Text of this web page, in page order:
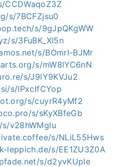
s/7BCFZjsu0
s/9gJpQKgWW
s/3FuBK_XI5n
s/BOmrI-BJMr
s/mW8lYC6nN
s/J9lY9KVJu2
s/IPxcIfCYop
s/cuyrR4yMf2
s/sKyXBfeGb
v28hWMglu
s/NLiL55Hws
leppich.de/s/EE1ZU3Z0A
s/d2yvKUple